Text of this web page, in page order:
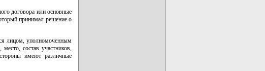
договора или основные
принимал решение о
лицом, уполномоченным
состав участников,
имеют различные